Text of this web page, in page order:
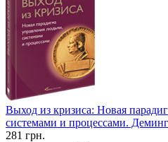
Выход из кризиса: Новая
системами и процессами. Деминг
281 грн.